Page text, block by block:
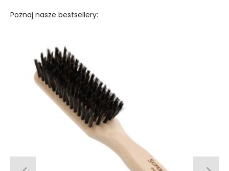
Poznaj nasze bestsellery: